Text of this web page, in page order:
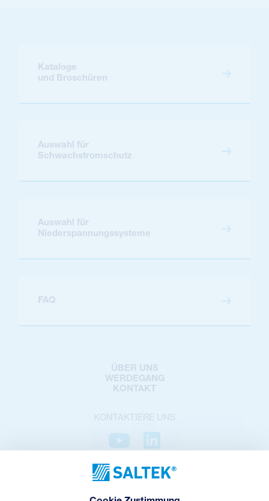
Kataloge
und Broschüren
Auswahl für
Schwachstromschutz
Auswahl für
Niederspannungssysteme
FAQ
ÜBER UNS
WERDEGANG
KONTAKT
KONTAKTIERE UNS
DATENSCHUTZ